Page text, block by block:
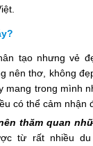
tạo nhưng vẻ
nên thơ, không
mang trong mình
có thể cảm nhận
thăm quan
từ rất nhiều du